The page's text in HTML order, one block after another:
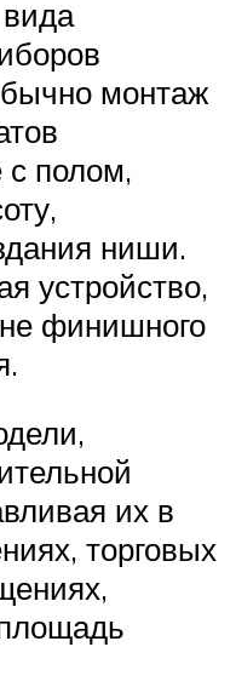
монтаж
с полом,
ниши.
устройство,
финишного
их в
торговых